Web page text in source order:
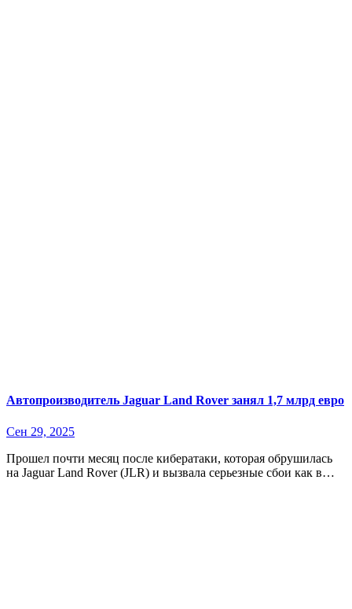
Автопроизводитель Jaguar Land Rover занял 1,7 млрд евро
Сен 29, 2025
Прошел почти месяц после кибератаки, которая обрушилась
на Jaguar Land Rover (JLR) и вызвала серьезные сбои как в…